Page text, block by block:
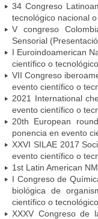
34 Congreso
tecnológico nacional
V congreso
Sensorial
I Euroindoamerican
científico o
VII Congreso
evento científico o
2021 International
evento científico o
20th European
ponencia en evento
XXVI SILAE 2017
evento científico o
1st Latin American
I Congreso de
biológica de
científico o
XXXV Congreso de